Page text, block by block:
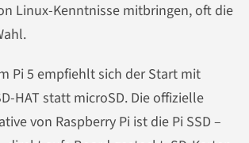
Linux-Kenntnisse mitbringen, oft die
Pi 5 empfiehlt sich der Start mit
HAT statt microSD. Die offizielle
von Raspberry Pi ist die Pi SSD –